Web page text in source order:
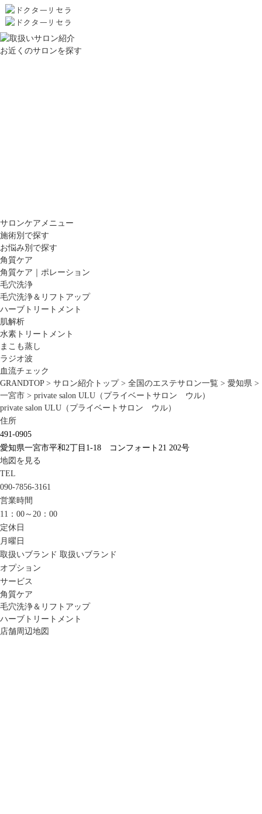
お近くのサロンを探す
サロンケアメニュー
施術別で探す
お悩み別で探す
角質ケア
角質ケア｜ポレーション
毛穴洗浄
毛穴洗浄＆リフトアップ
ハーブトリートメント
肌解析
水素トリートメント
まこも蒸し
ラジオ波
血流チェック
GRANDTOP > サロン紹介トップ > 全国のエステサロン一覧 > 愛知県 >
一宮市 > private salon ULU（プライベートサロン ウル）
private salon ULU（プライベートサロン ウル）
住所
491-0905
愛知県一宮市平和2丁目1-18 コンフォート21 202号
地図を見る
TEL
090-7856-3161
営業時間
11：00～20：00
定休日
月曜日
取扱いブランド 取扱いブランド
オプション
サービス
角質ケア
毛穴洗浄＆リフトアップ
ハーブトリートメント
店舗周辺地図